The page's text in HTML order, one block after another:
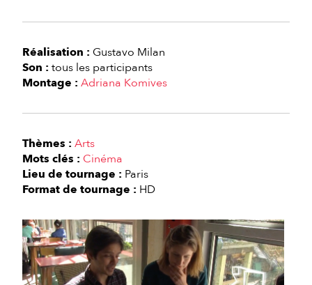
Réalisation : Gustavo Milan
Son : tous les participants
Montage : Adriana Komives
Thèmes : Arts
Mots clés : Cinéma
Lieu de tournage : Paris
Format de tournage : HD